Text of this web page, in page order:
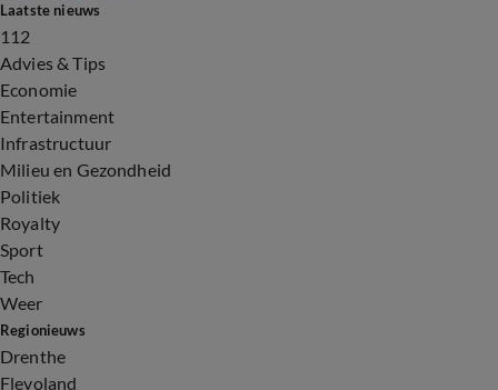
Laatste nieuws
112
Advies & Tips
Economie
Entertainment
Infrastructuur
Milieu en Gezondheid
Politiek
Royalty
Sport
Tech
Weer
Regionieuws
Drenthe
Flevoland